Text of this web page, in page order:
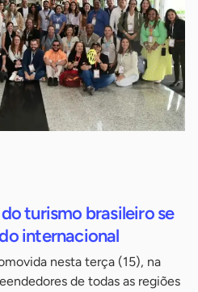
turismo brasileiro se
internacional
nesta terça (15), na
de todas as regiões